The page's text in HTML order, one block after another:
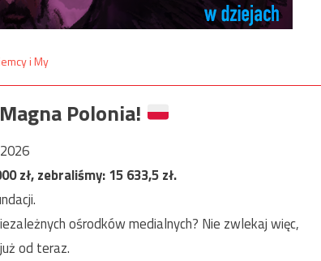
Polonia!
zł, zebraliśmy:15 633,5zł.
ośrodków medialnych? Nie zwlekaj więc,
od teraz.